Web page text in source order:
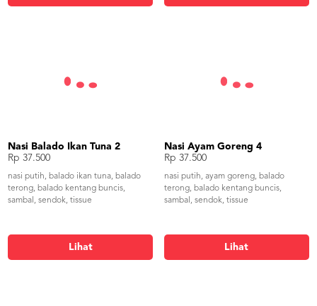
Nasi Balado Ikan Tuna 2
Rp 37.500
nasi putih, balado ikan tuna, balado
terong, balado kentang buncis,
sambal, sendok, tissue
Lihat
Nasi Ayam Goreng 4
Rp 37.500
nasi putih, ayam goreng, balado
terong, balado kentang buncis,
sambal, sendok, tissue
Lihat